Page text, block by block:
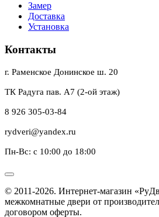
Замер
Доставка
Установка
Контакты
г. Раменское Донинское ш. 20
ТК Радуга пав. А7 (2-ой этаж)
8 926 305-03-84
rydveri@yandex.ru
Пн-Вс: с 10:00 до 18:00
© 2011-2026. Интернет-магазин
межкомнатные двери от
договором оферты.